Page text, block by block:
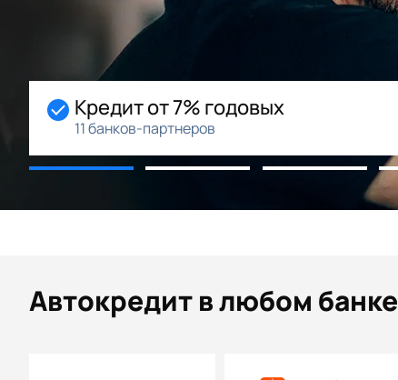
Кредит от 7% годовых
11 банков-партнеров
Автокредит в любом банке